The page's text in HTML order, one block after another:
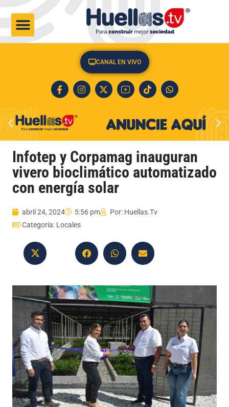
CANAL EN VIVO
Infotep y Corpamag inauguran
vivero bioclimático automatizado
con energía solar
abril 24, 2024 5:56 pm Por: Huellas.Tv
Categoría: Locales